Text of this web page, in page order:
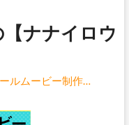
ナナイロウ
ルムービー制作…